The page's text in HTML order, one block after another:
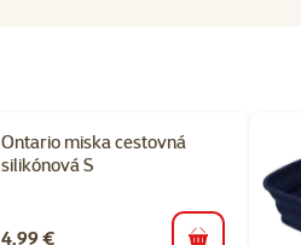
Ontario miska cestovná
silikónová S
4,99 €